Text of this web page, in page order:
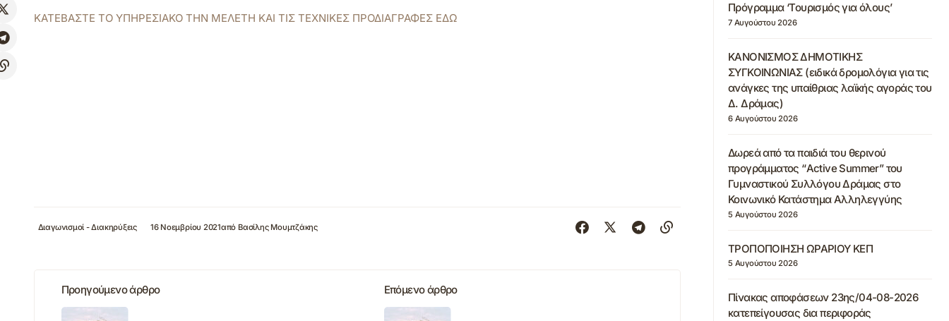
ΚΑΤΕΒΑΣΤΕ ΤΟ ΥΠΗΡΕΣΙΑΚΟ ΤΗΝ ΜΕΛΕΤΗ ΚΑΙ ΤΙΣ ΤΕΧΝΙΚΕΣ ΠΡΟΔΙΑΓΡΑΦΕΣ ΕΔΩ
Διαγωνισμοί - Διακηρύξεις 16 Νοεμβρίου 2021από Βασίλης Μουμτζάκης
Προηγούμενο άρθρο Επόμενο άρθρο
Πρόγραμμα ‘Τουρισμός για όλους’
7 Αυγούστου 2026
ΚΑΝΟΝΙΣΜΟΣ ΔΗΜΟΤΙΚΗΣ
ΣΥΓΚΟΙΝΩΝΙΑΣ (ειδικά δρομολόγια για τις
ανάγκες της υπαίθριας λαϊκής αγοράς του
Δ. Δράμας)
6 Αυγούστου 2026
Δωρεά από τα παιδιά του θερινού
προγράμματος “Active Summer” του
Γυμναστικού Συλλόγου Δράμας στο
Κοινωνικό Κατάστημα Αλληλεγγύης
5 Αυγούστου 2026
ΤΡΟΠΟΠΟΙΗΣΗ ΩΡΑΡΙΟΥ ΚΕΠ
5 Αυγούστου 2026
Πίνακας αποφάσεων 23ης/04-08-2026
κατεπείγουσας δια περιφοράς